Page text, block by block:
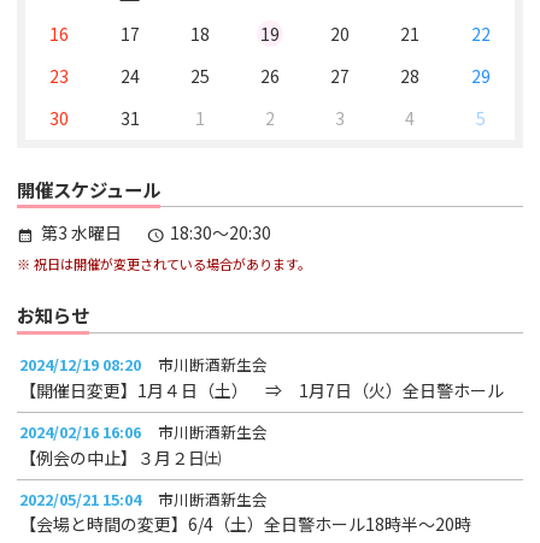
16
17 18 19 20 21
22
23
24 25 26 27 28
29
30
31 1 2 3 4 5
開催スケジュール
calendar_month 第3 水曜日 schedule 18:30～20:30
※ 祝日は開催が変更されている場合があります。
お知らせ
2024/12/19 08:20 市川断酒新生会
【開催日変更】1月４日（土） ⇒ 1月7日（火）全日警ホール
2024/02/16 16:06 市川断酒新生会
【例会の中止】３月２日㈯
2022/05/21 15:04 市川断酒新生会
【会場と時間の変更】6/4（土）全日警ホール18時半～20時